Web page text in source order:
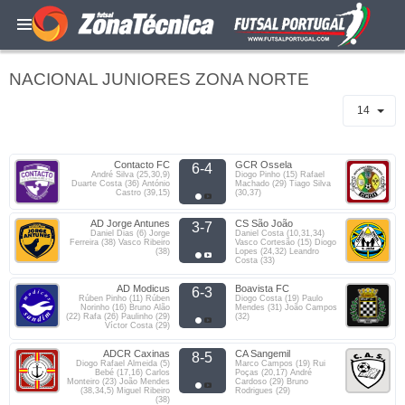
NACIONAL JUNIORES ZONA NORTE
14
Contacto FC
André Silva (25,30,9)
Duarte Costa (36) António
Castro (39,15)
6-4 GCR Ossela
Diogo Pinho (15) Rafael
Machado (29) Tiago Silva
(30,37)
AD Jorge Antunes
Daniel Dias (6) Jorge
Ferreira (38) Vasco Ribeiro
(38)
3-7 CS São João
Daniel Costa (10,31,34)
Vasco Cortesão (15) Diogo
Lopes (24,32) Leandro
Costa (33)
AD Modicus
Rúben Pinho (11) Rúben
Norinho (16) Bruno Alão
(22) Rafa (26) Paulinho (29)
Víctor Costa (29)
6-3 Boavista FC
Diogo Costa (19) Paulo
Mendes (31) João Campos
(32)
ADCR Caxinas
Diogo Rafael Almeida (5)
Bebé (17,16) Carlos
Monteiro (23) João Mendes
(38,34,5) Miguel Ribeiro
(38)
8-5 CA Sangemil
Marco Campos (19) Rui
Poças (20,17) André
Cardoso (29) Bruno
Rodrigues (29)